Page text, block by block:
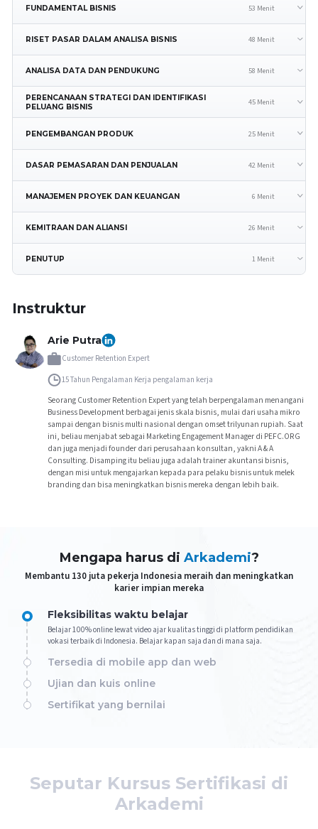
FUNDAMENTAL BISNIS 53 Menit
RISET PASAR DALAM ANALISA BISNIS 48 Menit
ANALISA DATA DAN PENDUKUNG 58 Menit
PERENCANAAN STRATEGI DAN IDENTIFIKASI
PELUANG BISNIS
45 Menit
PENGEMBANGAN PRODUK 25 Menit
DASAR PEMASARAN DAN PENJUALAN 42 Menit
MANAJEMEN PROYEK DAN KEUANGAN 6 Menit
KEMITRAAN DAN ALIANSI 26 Menit
PENUTUP 1 Menit
Instruktur
Arie Putra
Customer Retention Expert
15 Tahun Pengalaman Kerja pengalaman kerja
Seorang Customer Retention Expert yang telah berpengalaman menangani
Business Development berbagai jenis skala bisnis, mulai dari usaha mikro
sampai dengan bisnis multi nasional dengan omset trilyunan rupiah. Saat
ini, beliau menjabat sebagai Marketing Engagement Manager di PEFC.ORG
dan juga menjadi founder dari perusahaan konsultan, yakni A & A
Consulting. Disamping itu beliau juga adalah trainer akuntansi bisnis,
dengan misi untuk mengajarkan kepada para pelaku bisnis untuk melek
branding dan bisa meningkatkan bisnis mereka dengan lebih baik.
Mengapa harus di Arkademi?
Membantu 130 juta pekerja Indonesia meraih dan meningkatkan
karier impian mereka
Fleksibilitas waktu belajar
Belajar 100% online lewat video ajar kualitas tinggi di platform pendidikan
vokasi terbaik di Indonesia. Belajar kapan saja dan di mana saja.
Tersedia di mobile app dan web
Ujian dan kuis online
Sertifikat yang bernilai
Seputar Kursus Sertifikasi di
Arkademi